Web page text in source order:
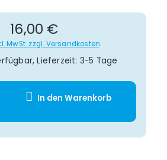
Regulärer Preis:
16,00 €
MwSt. zzgl. Versandkosten
Lieferzeit: 3-5 Tage
Gib den
In den Warenkorb